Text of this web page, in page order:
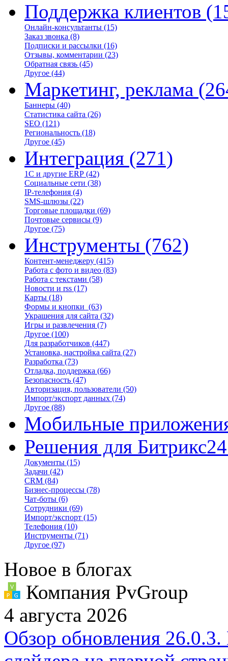
Поддержка клиентов
Онлайн-консультанты (15)
Заказ звонка (8)
Подписки и рассылки (16)
Отзывы, комментарии (23)
Обратная связь (45)
Другое (44)
Маркетинг, реклама
Баннеры (40)
Статистика сайта (26)
SEO (121)
Региональность (18)
Другое (45)
Интеграция (271)
1С и другие ERP (42)
Социальные сети (38)
IP-телефония (4)
SMS-шлюзы (22)
Торговые площадки (69)
Почтовые сервисы (9)
Другое (75)
Инструменты (762)
Контент-менеджеру (415)
Работа с фото и видео (83)
Работа с текстами (58)
Новости и rss (17)
Карты (18)
Формы и кнопки (63)
Украшения для сайта (32)
Игры и развлечения (7)
Другое (100)
Для разработчиков (447)
Установка, настройка сайта (27)
Разработка (73)
Отладка, поддержка (66)
Безопасность (47)
Авторизация, пользователи (50)
Импорт/экспорт данных (74)
Другое (88)
Мобильные
Решения для Битрикс24
Документы (15)
Задачи (42)
CRM (84)
Бизнес-процессы (78)
Чат-боты (6)
Сотрудники (69)
Импорт/экспорт (15)
Телефония (10)
Инструменты (71)
Другое (97)
Новое в блогах
Компания PvGroup
4 августа 2026
Обзор обновления 26.0.3.